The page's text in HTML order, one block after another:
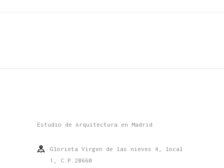
Estudio de Arquitectura en Madrid
Glorieta Virgen de las nieves 4, local
1, C.P.28660